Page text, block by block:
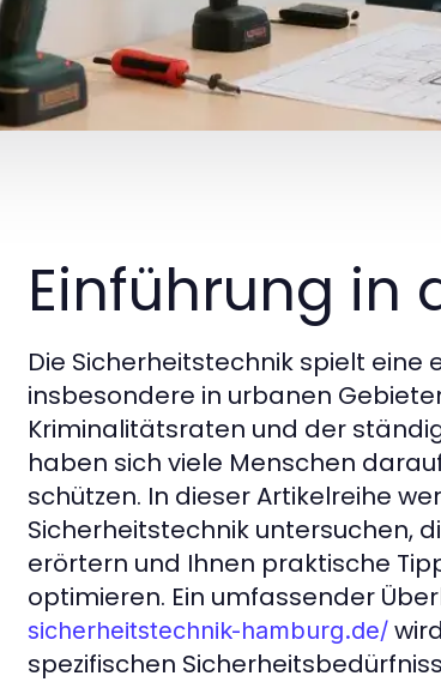
Einführung in
Die Sicherheitstechnik spielt
insbesondere in urbanen
Kriminalitätsraten und der
haben sich viele Menschen
schützen. In dieser Artikelreihe
Sicherheitstechnik untersuchen,
erörtern und Ihnen praktische
optimieren. Ein umfassender
sicherheitstechnik-hamburg.de/
spezifischen